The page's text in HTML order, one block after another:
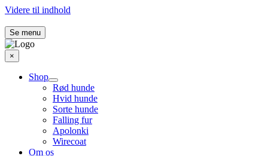
Videre til indhold
Se menu
×
Shop
Rød hunde
Hvid hunde
Sorte hunde
Falling fur
Apolonki
Wirecoat
Om os